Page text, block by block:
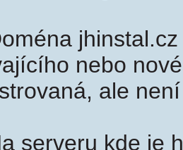
nebo
ale
serveru kde je